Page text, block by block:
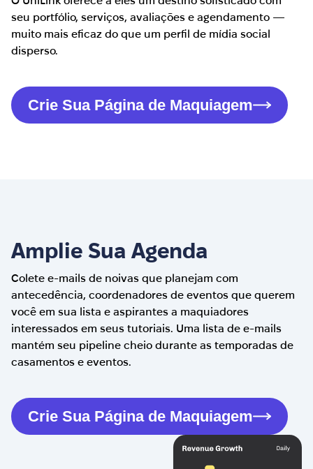
seu portfólio, serviços, avaliações e agendamento —
muito mais eficaz do que um perfil de mídia social
disperso.
Crie Sua Página de Maquiagem
Amplie Sua Agenda
Colete e-mails de noivas que planejam com
antecedência, coordenadores de eventos que querem
você em sua lista e aspirantes a maquiadores
interessados em seus tutoriais. Uma lista de e-mails
mantém seu pipeline cheio durante as temporadas de
casamentos e eventos.
Crie Sua Página de Maquiagem